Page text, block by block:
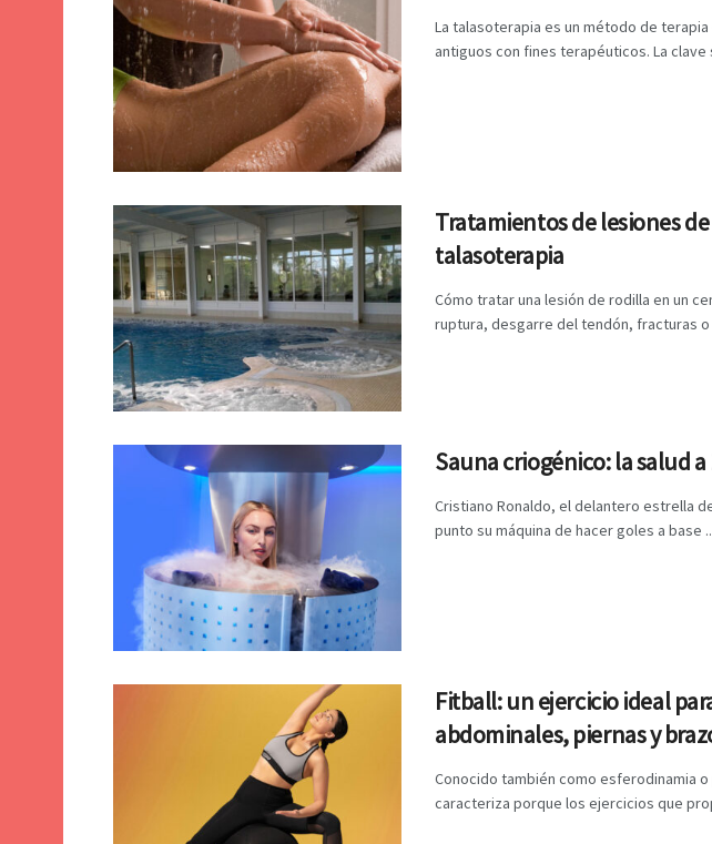
La talasoterapia es un método de
antiguos con fines terapéuticos. La clave
Tratamientos de lesiones
talasoterapia
Cómo tratar una lesión de rodilla en un
ruptura, desgarre del tendón, fracturas o
Sauna criogénico: la salud
Cristiano Ronaldo, el delantero estrella
punto su máquina de hacer goles a base
Fitball: un ejercicio ideal
abdominales, piernas y
Conocido también como esferodinamia
caracteriza porque los ejercicios que